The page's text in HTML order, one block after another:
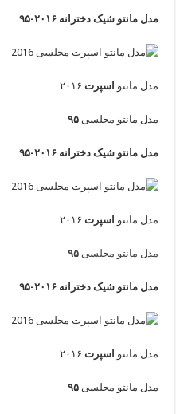
مدل مانتو شیک دخترانه ۲۰۱۶-۹۵
مدل مانتو اسپرت
مدل مانتو مجلسی۹۵
مدل مانتو شیک دخترانه ۲۰۱۶-۹۵
مدل مانتو اسپرت
مدل مانتو مجلسی۹۵
مدل مانتو شیک دخترانه ۲۰۱۶-۹۵
مدل مانتو اسپرت
مدل مانتو مجلسی۹۵